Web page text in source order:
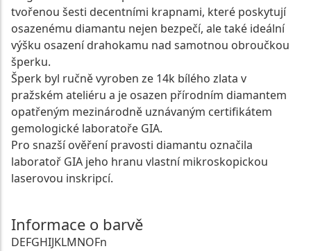
tvořenou šesti decentními krapnami, které poskytují
osazenému diamantu nejen bezpečí, ale také ideální
výšku osazení drahokamu nad samotnou obroučkou
šperku.
Šperk byl ručně vyroben ze 14k bílého zlata v
pražském ateliéru a je osazen přírodním diamantem
opatřeným mezinárodně uznávaným certifikátem
gemologické laboratoře GIA.
Pro snazší ověření pravosti diamantu označila
laboratoř GIA jeho hranu vlastní mikroskopickou
laserovou inskripcí.
Informace o barvě
DEFGHIJKLMNOFn